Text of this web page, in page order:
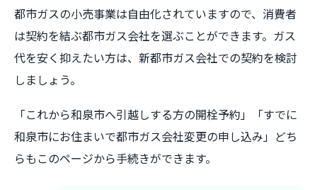
都市ガスの小売事業は自由化されていますので、消費者
は契約を結ぶ都市ガス会社を選ぶことができます。ガス
代を安く抑えたい方は、新都市ガス会社での契約を検討
しましょう。
「これから和泉市へ引越しする方の開栓予約」「すでに
和泉市にお住まいで都市ガス会社変更の申し込み」どち
らもこのページから手続きができます。